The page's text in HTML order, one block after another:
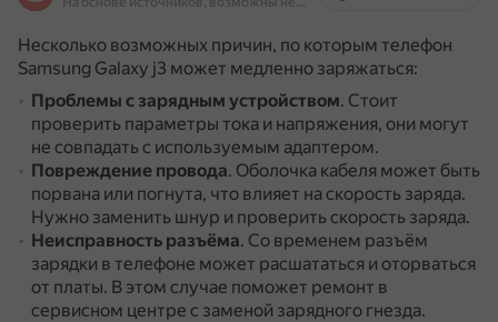
Несколько возможных причин, по которым телефон
Samsung Galaxy j3 может медленно заряжаться:
Проблемы с зарядным устройством. Стоит
проверить параметры тока и напряжения, они могут
не совпадать с используемым адаптером.
Повреждение провода. Оболочка кабеля может быть
порвана или погнута, что влияет на скорость заряда.
Нужно заменить шнур и проверить скорость заряда.
Неисправность разъёма. Со временем разъём
зарядки в телефоне может расшататься и оторваться
от платы. В этом случае поможет ремонт в
сервисном центре с заменой зарядного гнезда.